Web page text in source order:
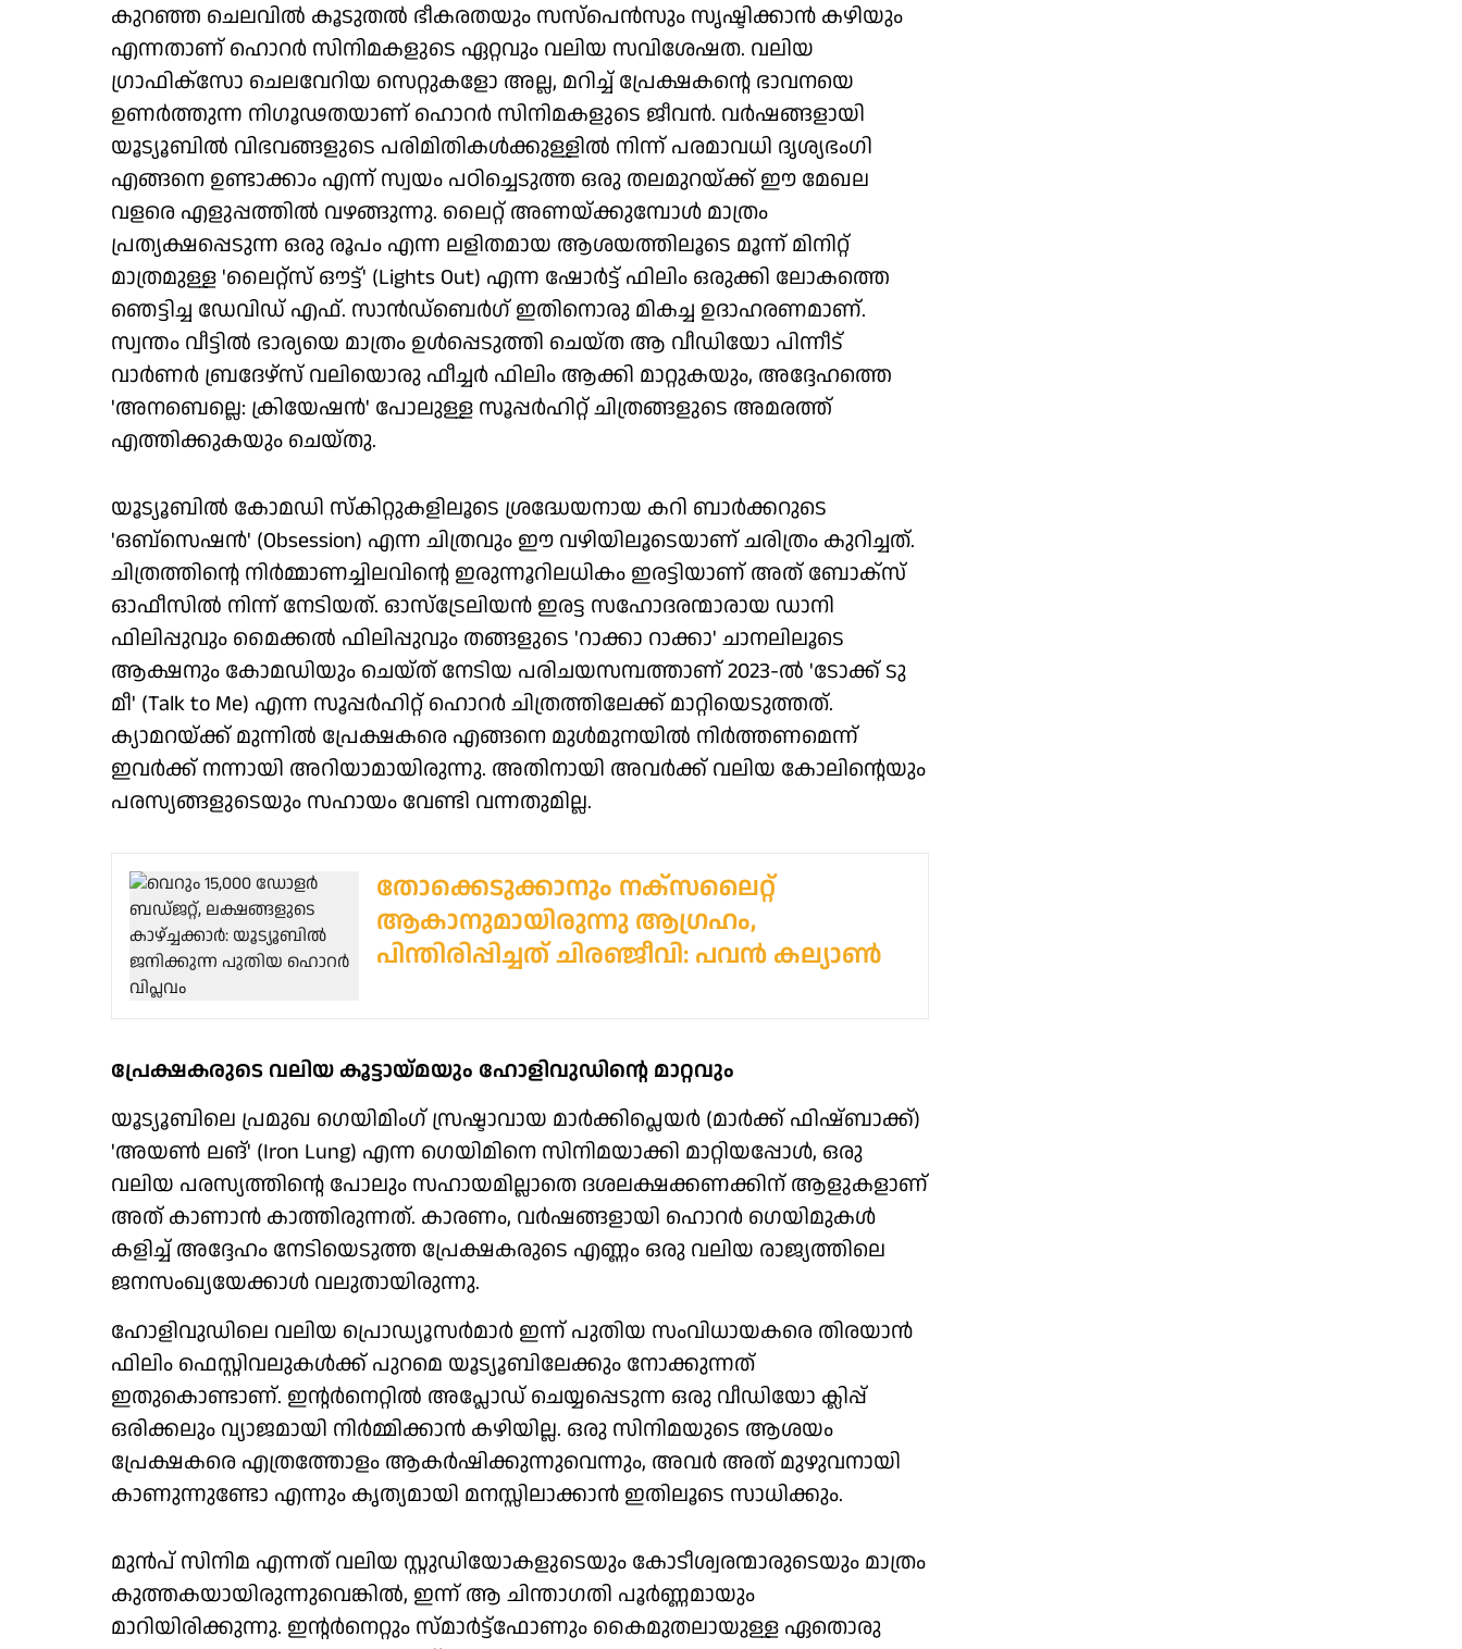
കുറഞ്ഞ ചെലവില്‍ കൂടുതല്‍ ഭീകരതയും സസ്‌പെന്‍സും സൃഷ്ടിക്കാന്‍ കഴിയും
എന്നതാണ് ഹൊറര്‍ സിനിമകളുടെ ഏറ്റവും വലിയ സവിശേഷത. വലിയ
ഗ്രാഫിക്‌സോ ചെലവേറിയ സെറ്റുകളോ അല്ല, മറിച്ച് പ്രേക്ഷകന്റെ ഭാവനയെ
ഉണര്‍ത്തുന്ന നിഗൂഢതയാണ് ഹൊറര്‍ സിനിമകളുടെ ജീവന്‍. വര്‍ഷങ്ങളായി
യൂട്യൂബില്‍ വിഭവങ്ങളുടെ പരിമിതികള്‍ക്കുള്ളില്‍ നിന്ന് പരമാവധി ദൃശ്യഭംഗി
എങ്ങനെ ഉണ്ടാക്കാം എന്ന് സ്വയം പഠിച്ചെടുത്ത ഒരു തലമുറയ്ക്ക് ഈ മേഖല
വളരെ എളുപ്പത്തില്‍ വഴങ്ങുന്നു. ലൈറ്റ് അണയ്ക്കുമ്പോള്‍ മാത്രം
പ്രത്യക്ഷപ്പെടുന്ന ഒരു രൂപം എന്ന ലളിതമായ ആശയത്തിലൂടെ മൂന്ന് മിനിറ്റ്
മാത്രമുള്ള 'ലൈറ്റ്‌സ് ഔട്ട്' (Lights Out) എന്ന ഷോര്‍ട്ട് ഫിലിം ഒരുക്കി ലോകത്തെ
ഞെട്ടിച്ച ഡേവിഡ് എഫ്. സാന്‍ഡ്ബെര്‍ഗ് ഇതിനൊരു മികച്ച ഉദാഹരണമാണ്.
സ്വന്തം വീട്ടില്‍ ഭാര്യയെ മാത്രം ഉള്‍പ്പെടുത്തി ചെയ്ത ആ വീഡിയോ പിന്നീട്
വാര്‍ണര്‍ ബ്രദേഴ്‌സ് വലിയൊരു ഫീച്ചര്‍ ഫിലിം ആക്കി മാറ്റുകയും, അദ്ദേഹത്തെ
'അനബെല്ലെ: ക്രിയേഷന്‍' പോലുള്ള സൂപ്പര്‍ഹിറ്റ് ചിത്രങ്ങളുടെ അമരത്ത്
എത്തിക്കുകയും ചെയ്തു.
യൂട്യൂബില്‍ കോമഡി സ്‌കിറ്റുകളിലൂടെ ശ്രദ്ധേയനായ കറി ബാര്‍ക്കറുടെ
'ഒബ്‌സെഷന്‍' (Obsession) എന്ന ചിത്രവും ഈ വഴിയിലൂടെയാണ് ചരിത്രം കുറിച്ചത്.
ചിത്രത്തിന്റെ നിര്‍മ്മാണച്ചിലവിന്റെ ഇരുന്നൂറിലധികം ഇരട്ടിയാണ് അത് ബോക്‌സ്
ഓഫീസില്‍ നിന്ന് നേടിയത്. ഓസ്ട്രേലിയന്‍ ഇരട്ട സഹോദരന്മാരായ ഡാനി
ഫിലിപ്പുവും മൈക്കല്‍ ഫിലിപ്പുവും തങ്ങളുടെ 'റാക്കാ റാക്കാ' ചാനലിലൂടെ
ആക്ഷനും കോമഡിയും ചെയ്ത് നേടിയ പരിചയസമ്പത്താണ് 2023-ല്‍ 'ടോക്ക് ടു
മീ' (Talk to Me) എന്ന സൂപ്പര്‍ഹിറ്റ് ഹൊറര്‍ ചിത്രത്തിലേക്ക് മാറ്റിയെടുത്തത്.
ക്യാമറയ്ക്ക് മുന്നില്‍ പ്രേക്ഷകരെ എങ്ങനെ മുള്‍മുനയില്‍ നിര്‍ത്തണമെന്ന്
ഇവര്‍ക്ക് നന്നായി അറിയാമായിരുന്നു. അതിനായി അവര്‍ക്ക് വലിയ കോലിന്റെയും
പരസ്യങ്ങളുടെയും സഹായം വേണ്ടി വന്നതുമില്ല.
തോക്കെടുക്കാനും നക്സലൈറ്റ്
ആകാനുമായിരുന്നു ആഗ്രഹം,
പിന്തിരിപ്പിച്ചത് ചിരഞ്ജീവി: പവൻ കല്യാൺ
പ്രേക്ഷകരുടെ വലിയ കൂട്ടായ്മയും ഹോളിവുഡിന്റെ മാറ്റവും
യൂട്യൂബിലെ പ്രമുഖ ഗെയിമിംഗ് സ്രഷ്ടാവായ മാര്‍ക്കിപ്ലെയര്‍ (മാര്‍ക്ക് ഫിഷ്ബാക്ക്)
'അയണ്‍ ലങ്' (Iron Lung) എന്ന ഗെയിമിനെ സിനിമയാക്കി മാറ്റിയപ്പോള്‍, ഒരു
വലിയ പരസ്യത്തിന്റെ പോലും സഹായമില്ലാതെ ദശലക്ഷക്കണക്കിന് ആളുകളാണ്
അത് കാണാന്‍ കാത്തിരുന്നത്. കാരണം, വര്‍ഷങ്ങളായി ഹൊറര്‍ ഗെയിമുകള്‍
കളിച്ച് അദ്ദേഹം നേടിയെടുത്ത പ്രേക്ഷകരുടെ എണ്ണം ഒരു വലിയ രാജ്യത്തിലെ
ജനസംഖ്യയേക്കാള്‍ വലുതായിരുന്നു.
ഹോളിവുഡിലെ വലിയ പ്രൊഡ്യൂസര്‍മാര്‍ ഇന്ന് പുതിയ സംവിധായകരെ തിരയാന്‍
ഫിലിം ഫെസ്റ്റിവലുകള്‍ക്ക് പുറമെ യൂട്യൂബിലേക്കും നോക്കുന്നത്
ഇതുകൊണ്ടാണ്. ഇന്റര്‍നെറ്റില്‍ അപ്ലോഡ് ചെയ്യപ്പെടുന്ന ഒരു വീഡിയോ ക്ലിപ്പ്
ഒരിക്കലും വ്യാജമായി നിര്‍മ്മിക്കാന്‍ കഴിയില്ല. ഒരു സിനിമയുടെ ആശയം
പ്രേക്ഷകരെ എത്രത്തോളം ആകര്‍ഷിക്കുന്നുവെന്നും, അവര്‍ അത് മുഴുവനായി
കാണുന്നുണ്ടോ എന്നും കൃത്യമായി മനസ്സിലാക്കാന്‍ ഇതിലൂടെ സാധിക്കും.
മുൻപ് സിനിമ എന്നത് വലിയ സ്റ്റുഡിയോകളുടെയും കോടീശ്വരന്മാരുടെയും മാത്രം
കുത്തകയായിരുന്നുവെങ്കില്‍, ഇന്ന് ആ ചിന്താഗതി പൂര്‍ണ്ണമായും
മാറിയിരിക്കുന്നു. ഇന്റര്‍നെറ്റും സ്മാര്‍ട്ട്‌ഫോണും കൈമുതലായുള്ള ഏതൊരു